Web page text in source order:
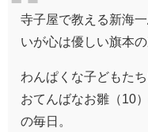
寺子屋で教える新海
いが心は優しい旗本の
わんぱくな子どもた
おてんばなお雛（10
の毎日。